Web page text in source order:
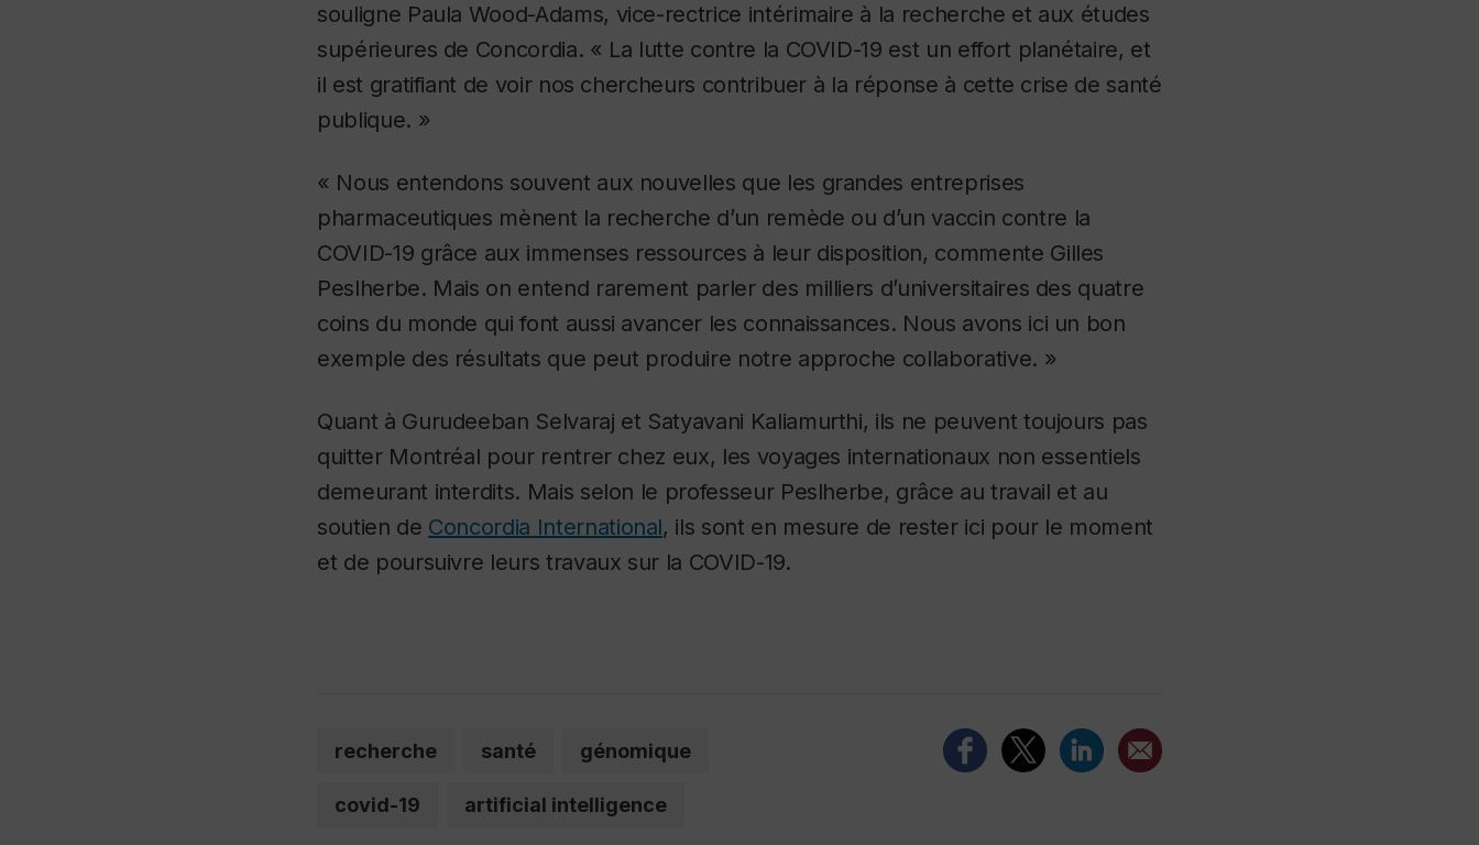
souligne Paula Wood-Adams, vice-rectrice intérimaire à la recherche et aux études
supérieures de Concordia. « La lutte contre la COVID-19 est un effort planétaire, et
il est gratifiant de voir nos chercheurs contribuer à la réponse à cette crise de santé
publique. »
« Nous entendons souvent aux nouvelles que les grandes entreprises
pharmaceutiques mènent la recherche d’un remède ou d’un vaccin contre la
COVID-19 grâce aux immenses ressources à leur disposition, commente Gilles
Peslherbe. Mais on entend rarement parler des milliers d’universitaires des quatre
coins du monde qui font aussi avancer les connaissances. Nous avons ici un bon
exemple des résultats que peut produire notre approche collaborative. »
Quant à Gurudeeban Selvaraj et Satyavani Kaliamurthi, ils ne peuvent toujours pas
quitter Montréal pour rentrer chez eux, les voyages internationaux non essentiels
demeurant interdits. Mais selon le professeur Peslherbe, grâce au travail et au
soutien de Concordia International, ils sont en mesure de rester ici pour le moment
et de poursuivre leurs travaux sur la COVID-19.
recherche santé génomique
covid-19 artificial intelligence